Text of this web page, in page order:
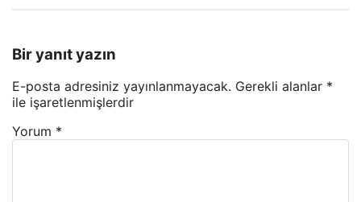
Bir yanıt yazın
E-posta adresiniz yayınlanmayacak. Gerekli alanlar *
ile işaretlenmişlerdir
Yorum *